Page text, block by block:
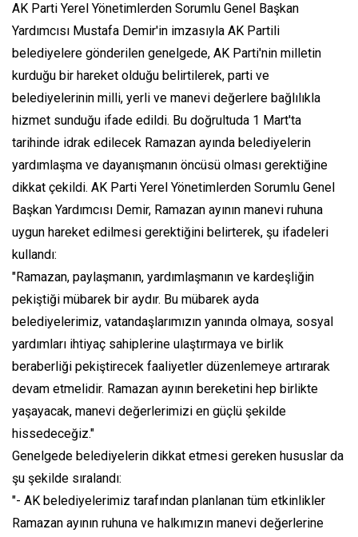
AK Parti Yerel Yönetimlerden Sorumlu Genel Başkan
Yardımcısı Mustafa Demir'in imzasıyla AK Partili
belediyelere gönderilen genelgede, AK Parti'nin milletin
kurduğu bir hareket olduğu belirtilerek, parti ve
belediyelerinin milli, yerli ve manevi değerlere bağlılıkla
hizmet sunduğu ifade edildi. Bu doğrultuda 1 Mart'ta
tarihinde idrak edilecek Ramazan ayında belediyelerin
yardımlaşma ve dayanışmanın öncüsü olması gerektiğine
dikkat çekildi. AK Parti Yerel Yönetimlerden Sorumlu Genel
Başkan Yardımcısı Demir, Ramazan ayının manevi ruhuna
uygun hareket edilmesi gerektiğini belirterek, şu ifadeleri
kullandı:
"Ramazan, paylaşmanın, yardımlaşmanın ve kardeşliğin
pekiştiği mübarek bir aydır. Bu mübarek ayda
belediyelerimiz, vatandaşlarımızın yanında olmaya, sosyal
yardımları ihtiyaç sahiplerine ulaştırmaya ve birlik
beraberliği pekiştirecek faaliyetler düzenlemeye artırarak
devam etmelidir. Ramazan ayının bereketini hep birlikte
yaşayacak, manevi değerlerimizi en güçlü şekilde
hissedeceğiz."
Genelgede belediyelerin dikkat etmesi gereken hususlar da
şu şekilde sıralandı:
"- AK belediyelerimiz tarafından planlanan tüm etkinlikler
Ramazan ayının ruhuna ve halkımızın manevi değerlerine